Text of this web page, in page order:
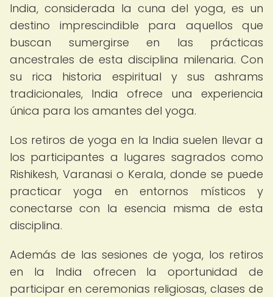
India, considerada la cuna del yoga, es un
destino imprescindible para aquellos que
buscan sumergirse en las prácticas
ancestrales de esta disciplina milenaria. Con
su rica historia espiritual y sus ashrams
tradicionales, India ofrece una experiencia
única para los amantes del yoga.
Los retiros de yoga en la India suelen llevar a
los participantes a lugares sagrados como
Rishikesh, Varanasi o Kerala, donde se puede
practicar yoga en entornos místicos y
conectarse con la esencia misma de esta
disciplina.
Además de las sesiones de yoga, los retiros
en la India ofrecen la oportunidad de
participar en ceremonias religiosas, clases de